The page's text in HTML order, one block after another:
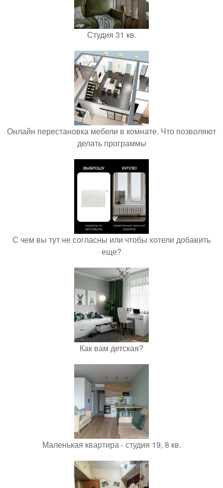
Студия 31 кв.
Онлайн перестановка мебели в комнате. Что позволяют
делать программы
С чем вы тут не согласны или чтобы хотели добавить
еще?
Как вам детская?
Маленькая квартира - студия 19, 8 кв.